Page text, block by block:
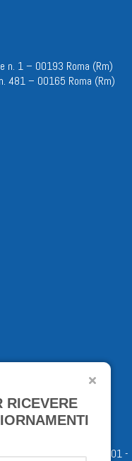
n. 1 – 00193 Roma (Rm)
481 – 00165 Roma (Rm)
© 2023 - P.I. 05398481001 -
RICEVERE